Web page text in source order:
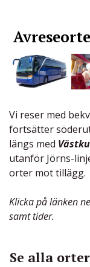
Vi reser med
fortsätter
längs med
utanför Jörns-
orter mot tillägg.
Klicka på länken
samt tider.
Se alla